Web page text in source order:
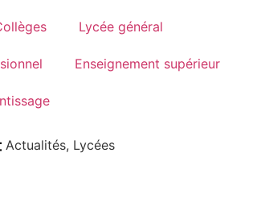
Lycée général
Enseignement supérieur
Actualités, Lycées